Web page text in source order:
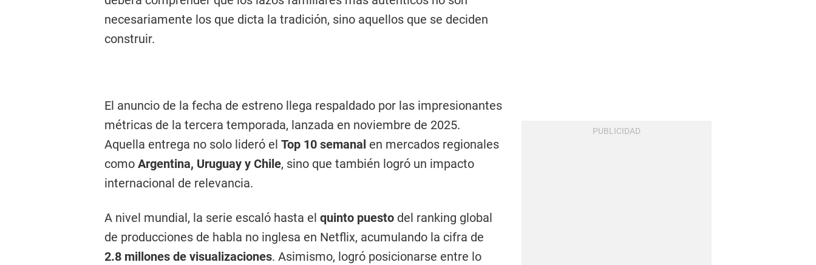
necesariamente los que dicta la tradición, sino aquellos que se deciden
construir.
El anuncio de la fecha de estreno llega respaldado por las impresionantes
métricas de la tercera temporada, lanzada en noviembre de 2025.
Aquella entrega no solo lideró el Top 10 semanal en mercados regionales
como Argentina, Uruguay y Chile, sino que también logró un impacto
internacional de relevancia.
A nivel mundial, la serie escaló hasta el quinto puesto del ranking global
de producciones de habla no inglesa en Netflix, acumulando la cifra de
2.8 millones de visualizaciones. Asimismo, logró posicionarse entre lo